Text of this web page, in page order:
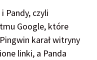
Pandy, czyli
Google, które
karał witryny
linki, a Panda